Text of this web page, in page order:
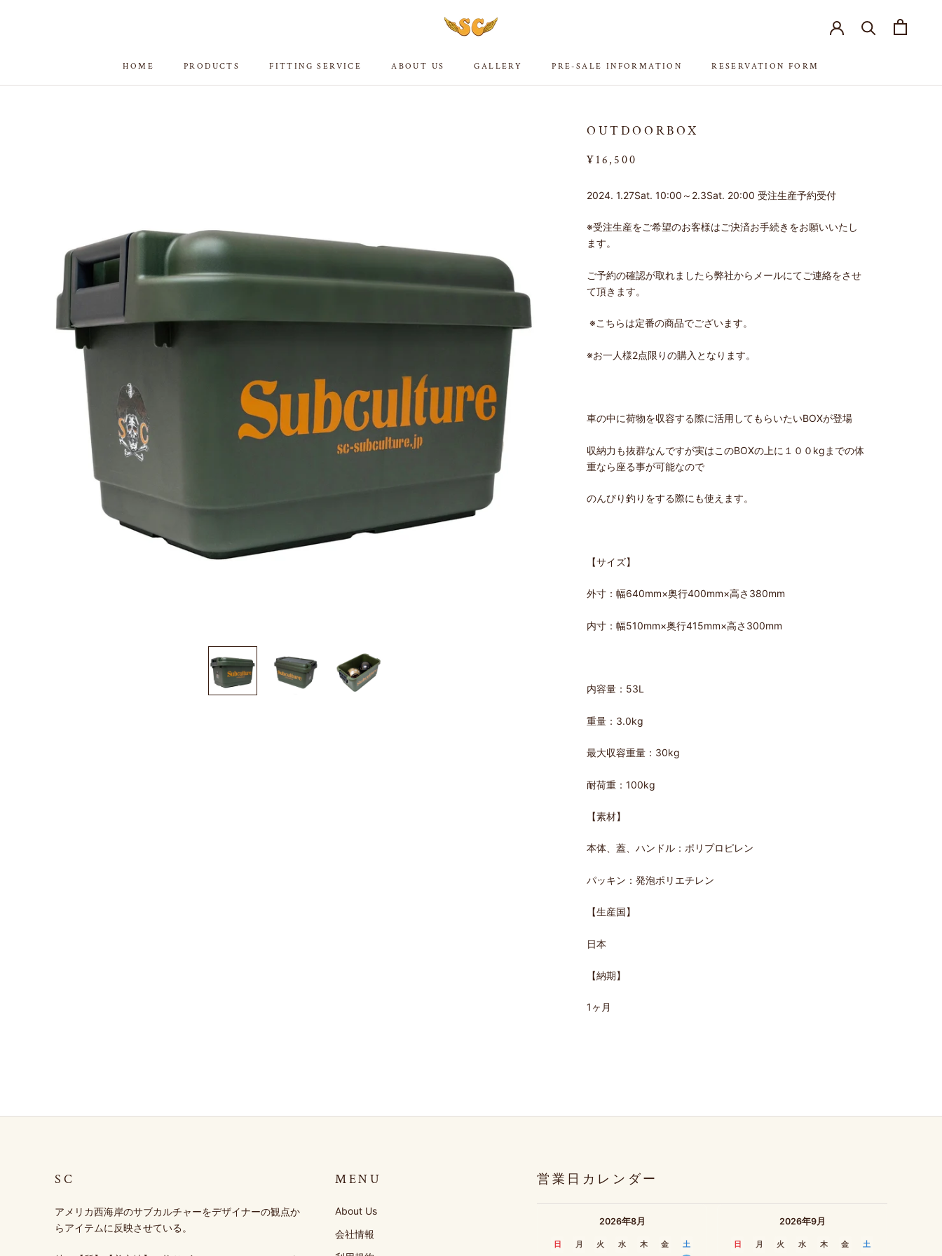
て
HOME
PRODUCTS
FITTING SERVICE
ABOUT US
GALLERY
PRE-SALE INFORMATION
RESERVATION FORM
OUTDOORBOX
¥16,500
2024. 1.27Sat. 10:00～2.3Sat. 20:00 受注生産予約受付
※受注生産をご希望のお客様はご決済お手続きをお願いいたし
ます。
ご予約の確認が取れましたら弊社からメールにてご連絡をさせ
て頂きます。
※こちらは定番の商品でございます。
※お一人様2点限りの購入となります。
車の中に荷物を収容する際に活用してもらいたいBOXが登場
収納力も抜群なんですが実はこのBOXの上に１００kgまでの体
重なら座る事が可能なので
のんびり釣りをする際にも使えます。
【サイズ】
外寸：幅640mm×奥行400mm×高さ380mm
内寸：幅510mm×奥行415mm×高さ300mm
内容量：53L
重量：3.0kg
最大収容重量：30kg
耐荷重：100kg
【素材】
本体、蓋、ハンドル：ポリプロピレン
パッキン：発泡ポリエチレン
【生産国】
日本
【納期】
1ヶ月
SC
アメリカ西海岸のサブカルチャーをデザイナーの観点か
らアイテムに反映させている。
MENU
About Us
会社情報
営業日カレンダー
2026年8月
日 月 火 水 木 金 土
2026年9月
日 月 火 水 木 金 土